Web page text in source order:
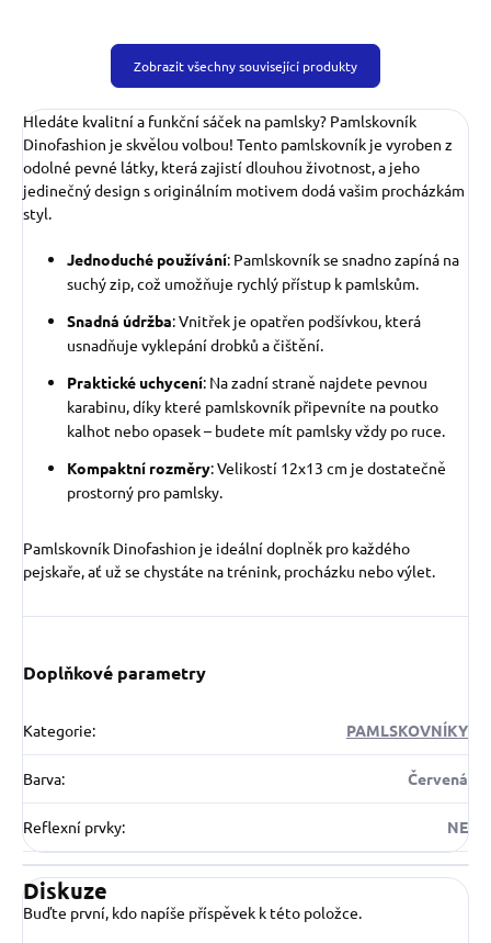
Zobrazit všechny související produkty
Hledáte kvalitní a funkční sáček na pamlsky? Pamlskovník
Dinofashion je skvělou volbou! Tento pamlskovník je vyroben z
odolné pevné látky, která zajistí dlouhou životnost, a jeho
jedinečný design s originálním motivem dodá vašim procházkám
styl.
Jednoduché používání: Pamlskovník se snadno zapíná na
suchý zip, což umožňuje rychlý přístup k pamlskům.
Snadná údržba: Vnitřek je opatřen podšívkou, která
usnadňuje vyklepání drobků a čištění.
Praktické uchycení: Na zadní straně najdete pevnou
karabinu, díky které pamlskovník připevníte na poutko
kalhot nebo opasek – budete mít pamlsky vždy po ruce.
Kompaktní rozměry: Velikostí 12x13 cm je dostatečně
prostorný pro pamlsky.
Pamlskovník Dinofashion je ideální doplněk pro každého
pejskaře, ať už se chystáte na trénink, procházku nebo výlet.
Doplňkové parametry
Kategorie: PAMLSKOVNÍKY
Barva: Červená
Reflexní prvky: NE
Diskuze
Buďte první, kdo napíše příspěvek k této položce.